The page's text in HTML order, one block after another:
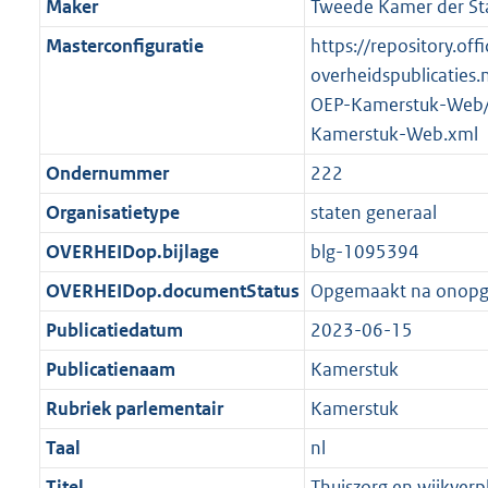
Maker
Tweede Kamer der
Masterconfiguratie
https://
OEP-Kamerstuk-
Kamerstuk-Web.xml
Ondernummer
222
Organisatietype
staten generaal
OVERHEIDop.bijlage
blg-1095394
OVERHEIDop.documentStatus Opgemaakt na
Publicatiedatum
2023-06-15
Publicatienaam
Kamerstuk
Rubriek parlementair
Kamerstuk
Taal
nl